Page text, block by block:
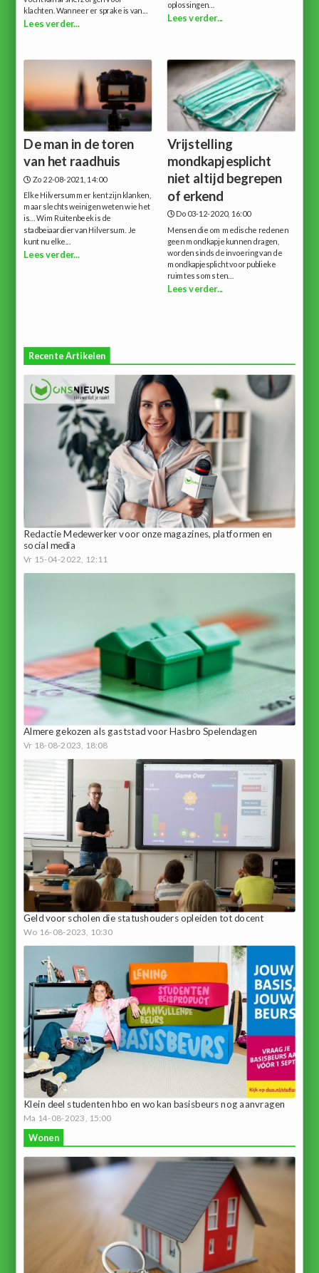
klachten. Wanneer er sprake is van...
Lees verder...
oplossingen...
Lees verder...
De man in de toren
van het raadhuis
Zo 22-08-2021, 14:00
Elke Hilversummer kent zijn klanken,
maar slechts weinigen weten wie het
is... Wim Ruitenbeek is de
stadbeiaardier van Hilversum. Je
kunt nu elke...
Lees verder...
Vrijstelling
mondkapjesplicht
niet altijd begrepen
of erkend
Do 03-12-2020, 16:00
Mensen die om medische redenen
geen mondkapje kunnen dragen,
worden sinds de invoering van de
mondkapjesplicht voor publieke
ruimtes soms ten...
Lees verder...
Recente Artikelen
Redactie Medewerker voor onze magazines, platformen en
social media
Vr 15-04-2022, 12:11
Almere gekozen als gaststad voor Hasbro Spelendagen
Vr 18-08-2023, 18:08
Geld voor scholen die statushouders opleiden tot docent
Wo 16-08-2023, 10:30
Klein deel studenten hbo en wo kan basisbeurs nog aanvragen
Ma 14-08-2023, 15:00
Wonen